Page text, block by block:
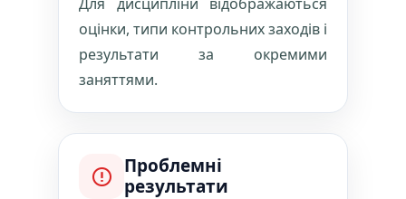
оцінки, типи контрольних заходів і
результати за окремими
заняттями.
Проблемні
результати